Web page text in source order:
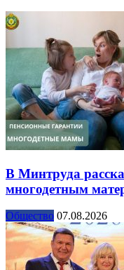
В Минтруда
многодетным
Общество 07.08.2026